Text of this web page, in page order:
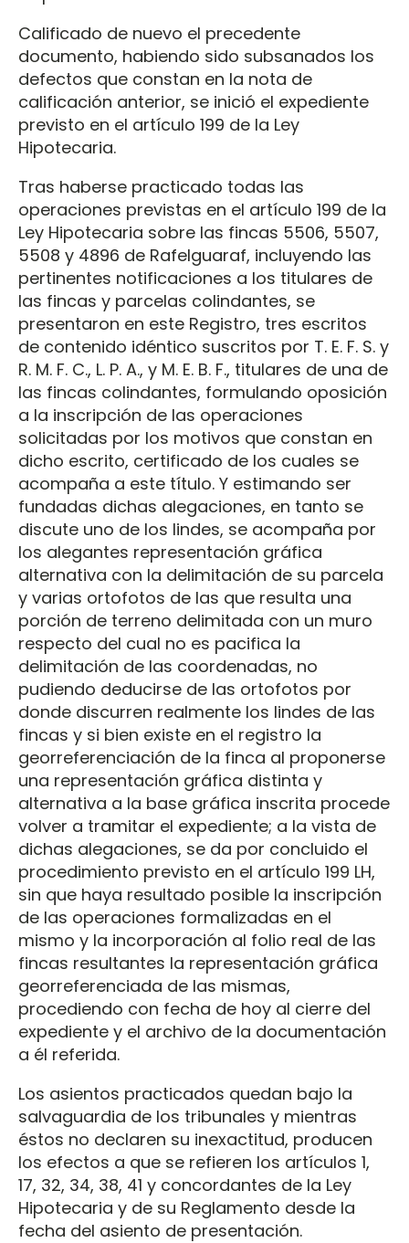
Calificado de nuevo el precedente
documento, habiendo sido subsanados los
defectos que constan en la nota de
calificación anterior, se inició el expediente
previsto en el artículo 199 de la Ley
Hipotecaria.
Tras haberse practicado todas las
operaciones previstas en el artículo 199 de la
Ley Hipotecaria sobre las fincas 5506, 5507,
5508 y 4896 de Rafelguaraf, incluyendo las
pertinentes notificaciones a los titulares de
las fincas y parcelas colindantes, se
presentaron en este Registro, tres escritos
de contenido idéntico suscritos por T. E. F. S. y
R. M. F. C., L. P. A., y M. E. B. F., titulares de una de
las fincas colindantes, formulando oposición
a la inscripción de las operaciones
solicitadas por los motivos que constan en
dicho escrito, certificado de los cuales se
acompaña a este título. Y estimando ser
fundadas dichas alegaciones, en tanto se
discute uno de los lindes, se acompaña por
los alegantes representación gráfica
alternativa con la delimitación de su parcela
y varias ortofotos de las que resulta una
porción de terreno delimitada con un muro
respecto del cual no es pacifica la
delimitación de las coordenadas, no
pudiendo deducirse de las ortofotos por
donde discurren realmente los lindes de las
fincas y si bien existe en el registro la
georreferenciación de la finca al proponerse
una representación gráfica distinta y
alternativa a la base gráfica inscrita procede
volver a tramitar el expediente; a la vista de
dichas alegaciones, se da por concluido el
procedimiento previsto en el artículo 199 LH,
sin que haya resultado posible la inscripción
de las operaciones formalizadas en el
mismo y la incorporación al folio real de las
fincas resultantes la representación gráfica
georreferenciada de las mismas,
procediendo con fecha de hoy al cierre del
expediente y el archivo de la documentación
a él referida.
Los asientos practicados quedan bajo la
salvaguardia de los tribunales y mientras
éstos no declaren su inexactitud, producen
los efectos a que se refieren los artículos 1,
17, 32, 34, 38, 41 y concordantes de la Ley
Hipotecaria y de su Reglamento desde la
fecha del asiento de presentación.